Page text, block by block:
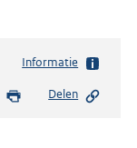
Informatie
Delen